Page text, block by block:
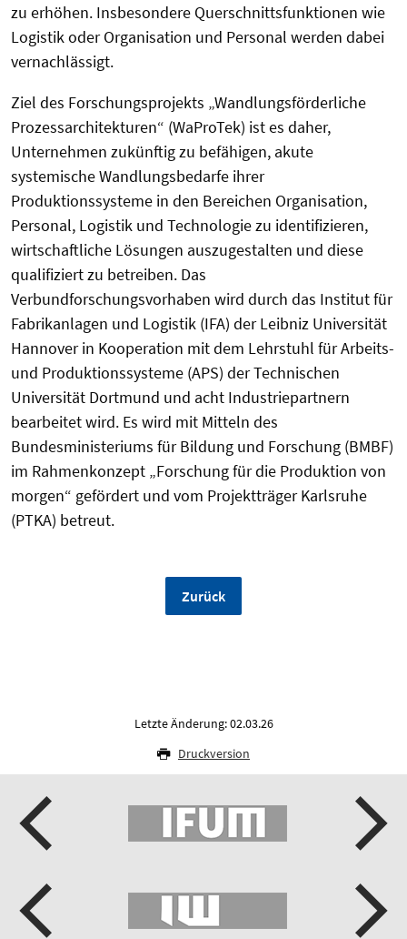
zu erhöhen. Insbesondere Querschnittsfunktionen wie
Logistik oder Organisation und Personal werden dabei
vernachlässigt.
Ziel des Forschungsprojekts „Wandlungsförderliche
Prozessarchitekturen“ (WaProTek) ist es daher,
Unternehmen zukünftig zu befähigen, akute
systemische Wandlungsbedarfe ihrer
Produktionssysteme in den Bereichen Organisation,
Personal, Logistik und Technologie zu identifizieren,
wirtschaftliche Lösungen auszugestalten und diese
qualifiziert zu betreiben. Das
Verbundforschungsvorhaben wird durch das Institut für
Fabrikanlagen und Logistik (IFA) der Leibniz Universität
Hannover in Kooperation mit dem Lehrstuhl für Arbeits-
und Produktionssysteme (APS) der Technischen
Universität Dortmund und acht Industriepartnern
bearbeitet wird. Es wird mit Mitteln des
Bundesministeriums für Bildung und Forschung (BMBF)
im Rahmenkonzept „Forschung für die Produktion von
morgen“ gefördert und vom Projektträger Karlsruhe
(PTKA) betreut.
Zurück
Letzte Änderung: 02.03.26
Druckversion